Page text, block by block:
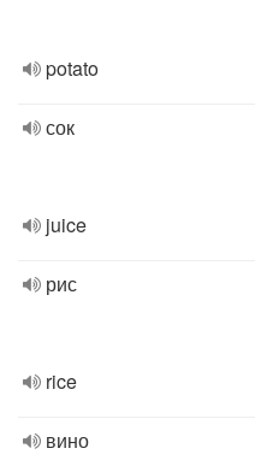
potato
сок
juice
рис
rice
вино